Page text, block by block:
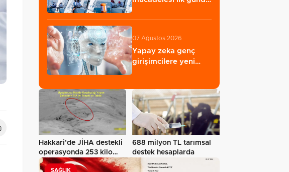
07 Ağustos 2026
Yapay zeka genç
girişimcilere yeni
Hakkari'de JİHA destekli
operasyonda 253 kilo
esrar…
688 milyon TL tarımsal
destek hesaplarda
SAĞLIK